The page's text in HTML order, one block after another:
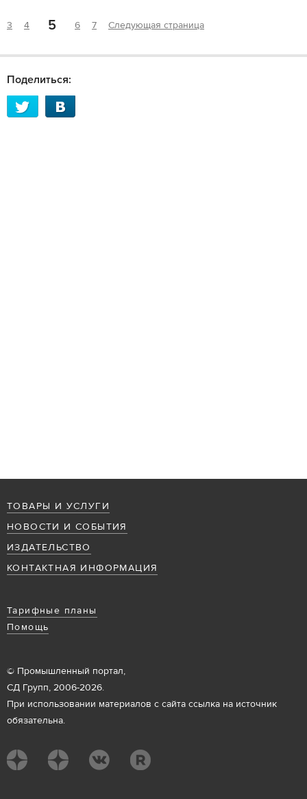
3 4 5 6 7 Следующая страница
Поделиться:
ТОВАРЫ И УСЛУГИ
НОВОСТИ И СОБЫТИЯ
ИЗДАТЕЛЬСТВО
КОНТАКТНАЯ ИНФОРМАЦИЯ
Тарифные планы
Помощь
© Промышленный портал,
СД Групп, 2006-2026.
При использовании материалов с сайта ссылка на источник
обязательна.